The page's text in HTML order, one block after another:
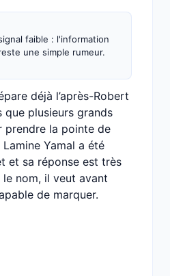
faible : l'information
une simple rumeur.
déjà l’après-Robert
que plusieurs grands
prendre la pointe de
Lamine Yamal a été
et sa réponse est très
nom, il veut avant
de marquer.